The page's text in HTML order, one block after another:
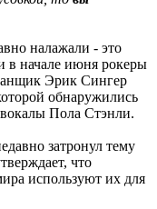
налажали - это
в начале июня рокеры
Эрик Сингер
обнаружились
Пола Стэнли.
затронул тему
что
используют их для